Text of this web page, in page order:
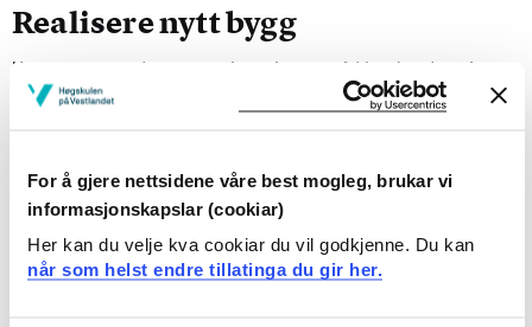
For å gjere nettsidene våre best mogleg, brukar vi
informasjonskapslar (cookiar)
Her kan du velje kva cookiar du vil godkjenne. Du kan
når som helst endre tillatinga du gir her.
Realisere nytt bygg
Konturane av det nye universitetet på Vestlandet viste
også igjen i sakene om satsingsforslag utover ramma i
kvalitetsarbeid, oppretting av æresdoktorat – og ikkje
minst i saka om utvikling av nordtomta på Kronstad.
- Dette er ei spennande sak. Styret ser stor verdi i å
realisere eit nytt bygg på Kronstad saman med Vestland